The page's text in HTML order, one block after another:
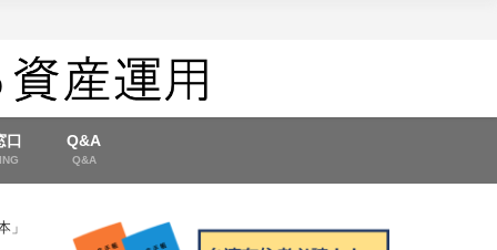
口 Q&A
Q&A
」